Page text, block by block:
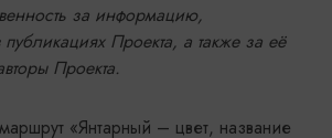
за информацию,
Проекта, а также за её
Проекта.